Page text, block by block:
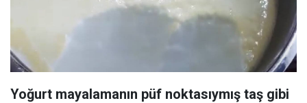
Yoğurt mayalamanın püf noktasıymış taş gibi